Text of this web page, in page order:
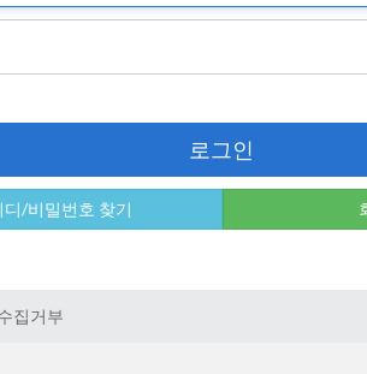
로그인
디/비밀번호 찾기
집거부